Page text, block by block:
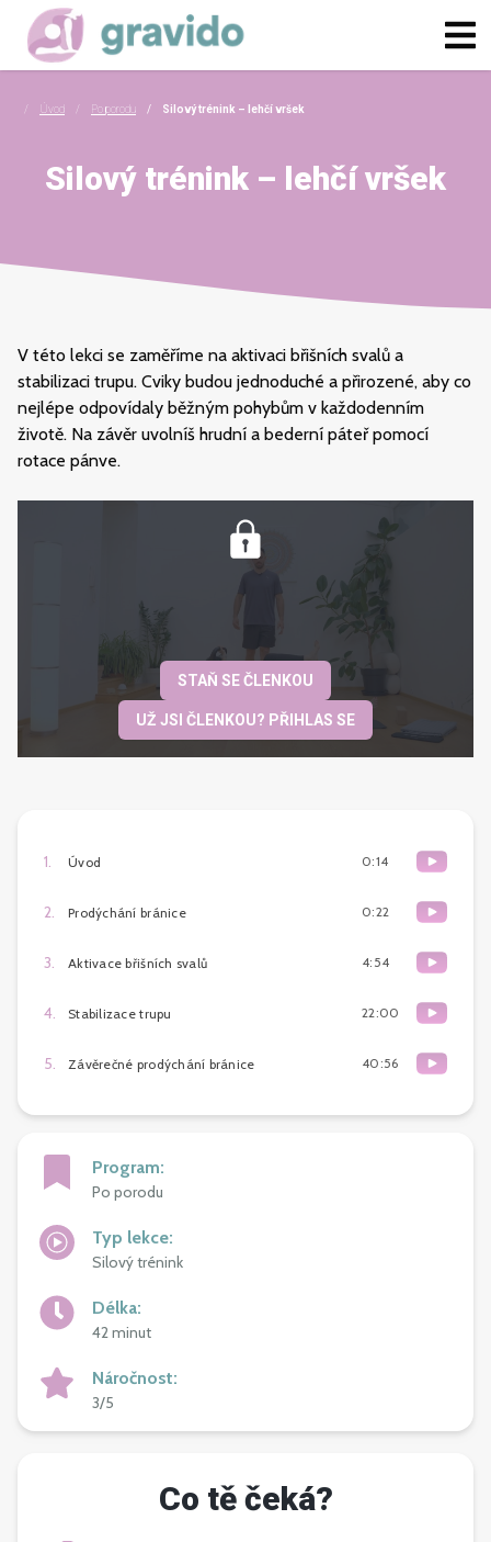
Úvod Po porodu Silový trénink – lehčí vršek
Silový trénink – lehčí vršek
V této lekci se zaměříme na aktivaci břišních svalů a
stabilizaci trupu. Cviky budou jednoduché a přirozené, aby co
nejlépe odpovídaly běžným pohybům v každodenním
životě. Na závěr uvolníš hrudní a bederní páteř pomocí
rotace pánve.
STAŇ SE ČLENKOU
UŽ JSI ČLENKOU? PŘIHLAS SE
1. Úvod 0:14
2. Prodýchání bránice 0:22
3. Aktivace břišních svalů 4:54
4. Stabilizace trupu 22:00
5. Závěrečné prodýchání bránice 40:56
Program:
Po porodu
Typ lekce:
Silový trénink
Délka:
42 minut
Náročnost:
3/5
Co tě čeká?